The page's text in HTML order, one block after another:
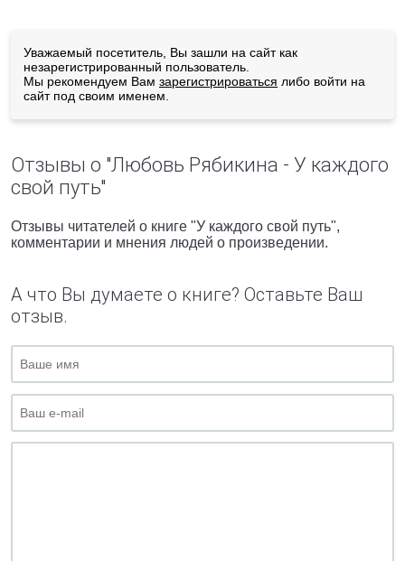
Уважаемый посетитель, Вы зашли на сайт как
незарегистрированный пользователь.
Мы рекомендуем Вам зарегистрироваться либо войти на
сайт под своим именем.
Отзывы о "Любовь Рябикина - У каждого
свой путь"
Отзывы читателей о книге "У каждого свой путь",
комментарии и мнения людей о произведении.
А что Вы думаете о книге? Оставьте Ваш
отзыв.